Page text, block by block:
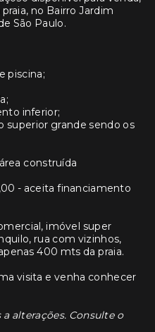
no Bairro Jardim
São Paulo.
piscina;
inferior;
grande sendo os
construída
- aceita financiamento
imóvel super
rua com vizinhos,
400 mts da praia.
visita e venha conhecer
alterações. Consulte o